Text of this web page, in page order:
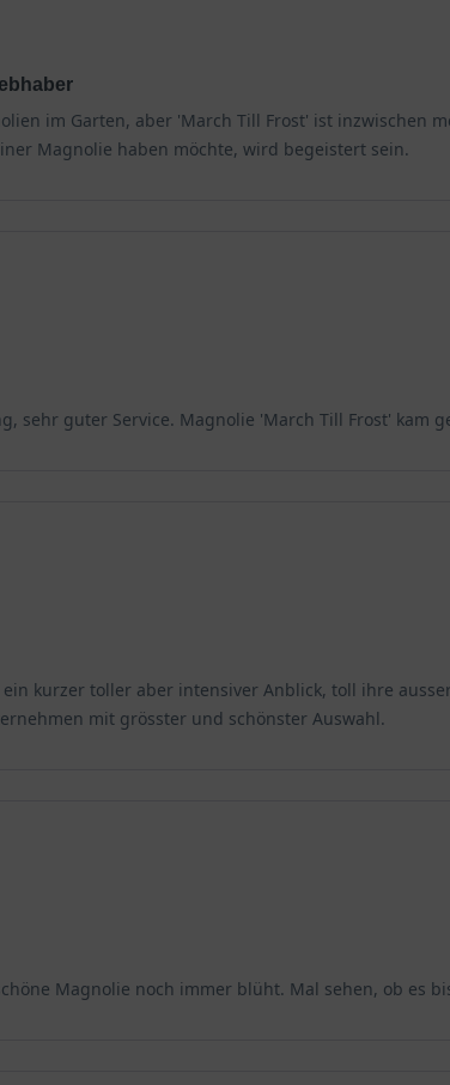
im Garten, aber 'March Till Frost' ist inzwischen
Magnolie haben möchte, wird begeistert sein.
sehr guter Service. Magnolie 'March Till Frost' kam
kurzer toller aber intensiver Anblick, toll ihre
mit grösster und schönster Auswahl.
Magnolie noch immer blüht. Mal sehen, ob es